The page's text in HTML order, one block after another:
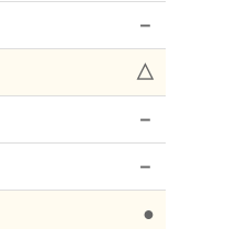
－
△
－
－
●